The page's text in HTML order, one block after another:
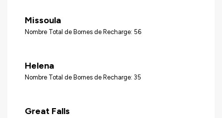
Missoula
Nombre Total de Bornes de Recharge: 56
Helena
Nombre Total de Bornes de Recharge: 35
Great Falls